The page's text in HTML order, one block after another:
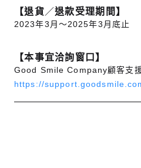
【退貨 ／退款受理期間】
2023年3月～2025年3月底止
【本事宜洽詢窗口】
Good Smile Company顧客支援
https://